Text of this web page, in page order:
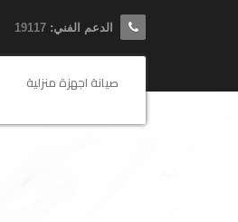
الدعم الفني: 19117
صيانة اجهزة منزلية